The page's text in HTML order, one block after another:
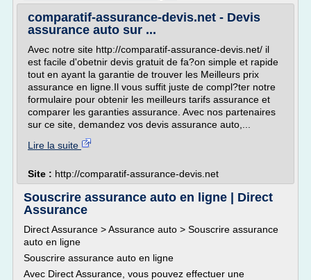
comparatif-assurance-devis.net - Devis
assurance auto sur ...
Avec notre site http://comparatif-assurance-devis.net/ il
est facile d'obetnir devis gratuit de fa?on simple et rapide
tout en ayant la garantie de trouver les Meilleurs prix
assurance en ligne.Il vous suffit juste de compl?ter notre
formulaire pour obtenir les meilleurs tarifs assurance et
comparer les garanties assurance. Avec nos partenaires
sur ce site, demandez vos devis assurance auto,...
Lire la suite
Site : http://comparatif-assurance-devis.net
Souscrire assurance auto en ligne | Direct
Assurance
Direct Assurance > Assurance auto > Souscrire assurance
auto en ligne
Souscrire assurance auto en ligne
Avec Direct Assurance, vous pouvez effectuer une